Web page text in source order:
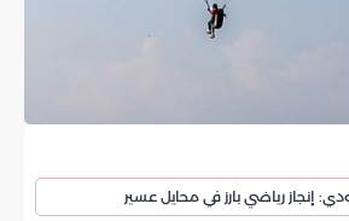
إنجاز رياضي بارز في محايل عسير